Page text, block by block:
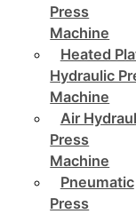
Press
Machine
Heated
Hydraulic
Machine
Air
Press
Machine
Pneumatic
Press